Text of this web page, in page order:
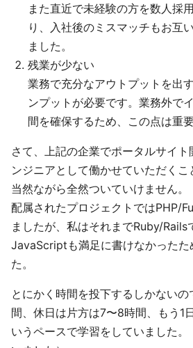
また直近で未経験の方を数人採
り、入社後のミスマッチもお互
ました。
残業が少ない
業務で充分なアウトプットを出
ンプットが必要です。業務外で
間を確保するため、この点は重
さて、上記の企業でポータルサイ
ンジニアとして働かせていただくこ
当然ながら全然ついていけません。
配属されたプロジェクトではPHP/
ましたが、私はそれまでRuby/Rails
JavaScriptも満足に書けなかったた
た。
とにかく時間を投下するしかない
間、休日は片方は7〜8時間、もう1
いうペースで学習をしていました